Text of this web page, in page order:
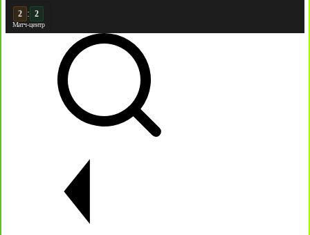
3 : 3
Матч-центр